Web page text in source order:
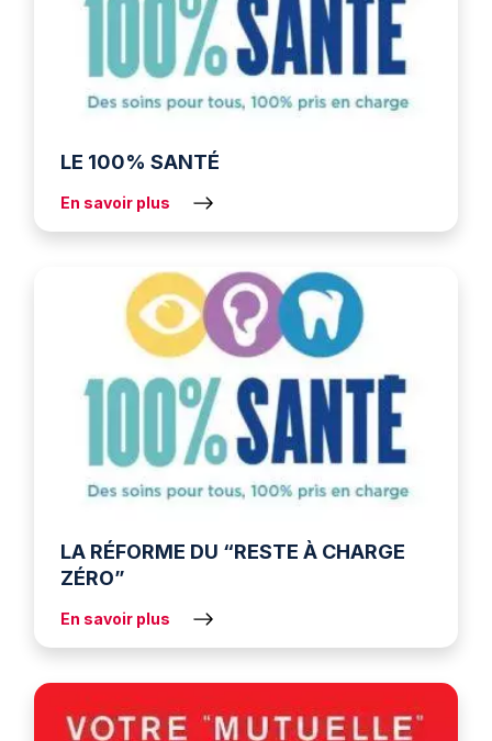
LE 100% SANTÉ
En savoir plus
LA RÉFORME DU “RESTE À CHARGE
ZÉRO”
En savoir plus